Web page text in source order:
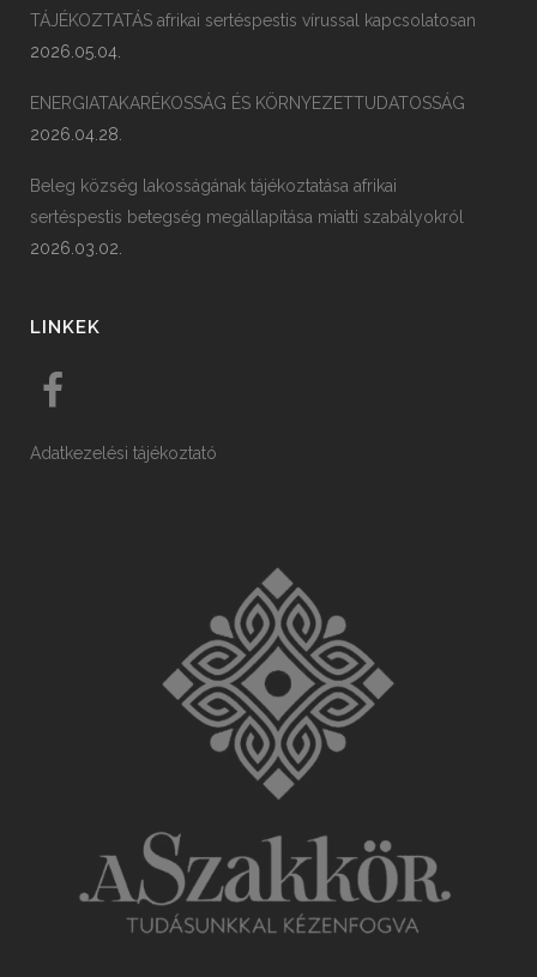
TÁJÉKOZTATÁS afrikai sertéspestis vírussal kapcsolatosan
2026.05.04.
ENERGIATAKARÉKOSSÁG ÉS KÖRNYEZETTUDATOSSÁG
2026.04.28.
Beleg község lakosságának tájékoztatása afrikai
sertéspestis betegség megállapítása miatti szabályokról
2026.03.02.
LINKEK
Adatkezelési tájékoztató